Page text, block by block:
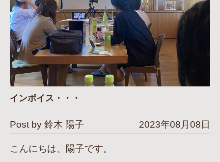
インボイス・・・
Post by 鈴木 陽子 2023年08月08日
こんにちは、陽子です。